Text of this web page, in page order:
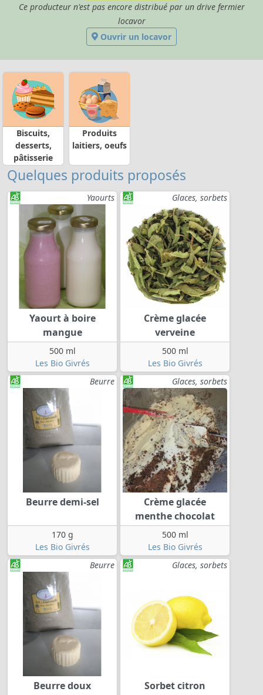
Ce producteur n'est pas encore distribué par un drive fermier
locavor
Ouvrir un locavor
Biscuits,
desserts,
pâtisserie
Produits
laitiers, oeufs
Quelques produits proposés
Yaourts
Yaourt à boire
mangue
500 ml
Les Bio Givrés
Glaces, sorbets
Crème glacée
verveine
500 ml
Les Bio Givrés
Beurre
Beurre demi-sel
170 g
Les Bio Givrés
Glaces, sorbets
Crème glacée
menthe chocolat
500 ml
Les Bio Givrés
Beurre
Beurre doux
Glaces, sorbets
Sorbet citron